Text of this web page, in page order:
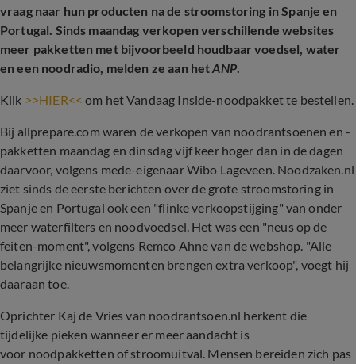
vraag naar hun producten na de stroomstoring in Spanje en
Portugal. Sinds maandag verkopen verschillende websites
meer pakketten met bijvoorbeeld houdbaar voedsel, water
en een noodradio, melden ze aan hetANP.
Klik >>HIER<< om het Vandaag Inside-noodpakket te bestellen.
Bij allprepare.com waren de verkopen van noodrantsoenen en -
pakketten maandag en dinsdag vijf keer hoger dan in de dagen
daarvoor, volgens mede-eigenaar Wibo Lageveen. Noodzaken.nl
ziet sinds de eerste berichten over de grote stroomstoring in
Spanje en Portugal ook een "flinke verkoopstijging" van onder
meer waterfilters en noodvoedsel. Het was een "neus op de
feiten-moment", volgens Remco Ahne van de webshop. "Alle
belangrijke nieuwsmomenten brengen extra verkoop", voegt hij
daaraan toe.
Oprichter Kaj de Vries van noodrantsoen.nl herkent die
tijdelijke pieken wanneer er meer aandacht is
voor noodpakketten of stroomuitval. Mensen bereiden zich pas